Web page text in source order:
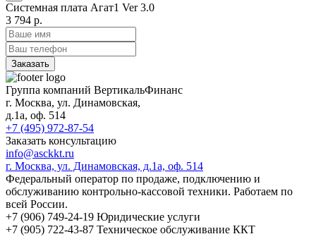
Системная плата Агат1 Ver 3.0
3 794 р.
Заказать
Группа компаний ВертикальФинанс
г. Москва, ул. Динамовская,
д.1а, оф. 514
+7 (495) 972-87-54
Заказать консультацию
info@asckkt.ru
г. Москва, ул. Динамовская, д.1а, оф. 514
Федеральный оператор по продаже, подключению и
обслуживанию контрольно-кассовой техники. Работаем по
всей России.
+7 (906) 749-24-19 Юридические услуги
+7 (905) 722-43-87 Техническое обслуживание ККТ